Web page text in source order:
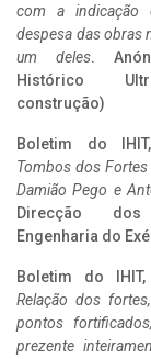
com a indicação
despesa das obras
um deles.
Histórico
construção)
Boletim do
Tombos dos Fortes
Damião Pego e
Direcção
Engenharia do
Boletim do
Relação dos
pontos
prezente